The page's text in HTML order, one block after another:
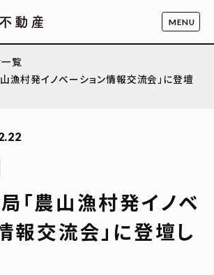
覧
漁村発イノベーション情報交流会」に登壇
「農山漁村発イノベ
報交流会」に登壇し